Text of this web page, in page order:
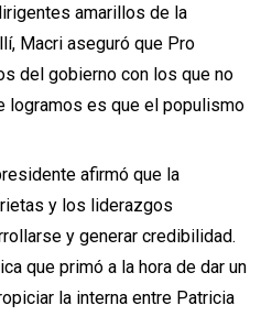
amarillos de la
Macri aseguró que Pro
del gobierno con los que no
logramos es que el populismo
afirmó que la
y los liderazgos
y generar credibilidad.
que primó a la hora de dar un
la interna entre Patricia